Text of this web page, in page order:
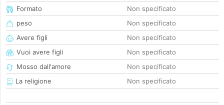
Formato
Non specificato
peso
Non specificato
Avere figli
Non specificato
Vuoi avere figli
Non specificato
Mosso dall'amore
Non specificato
La religione
Non specificato